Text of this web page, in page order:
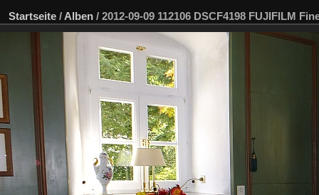
Startseite / Alben / 2012-09-09 112106 DSCF4198 FUJIFILM